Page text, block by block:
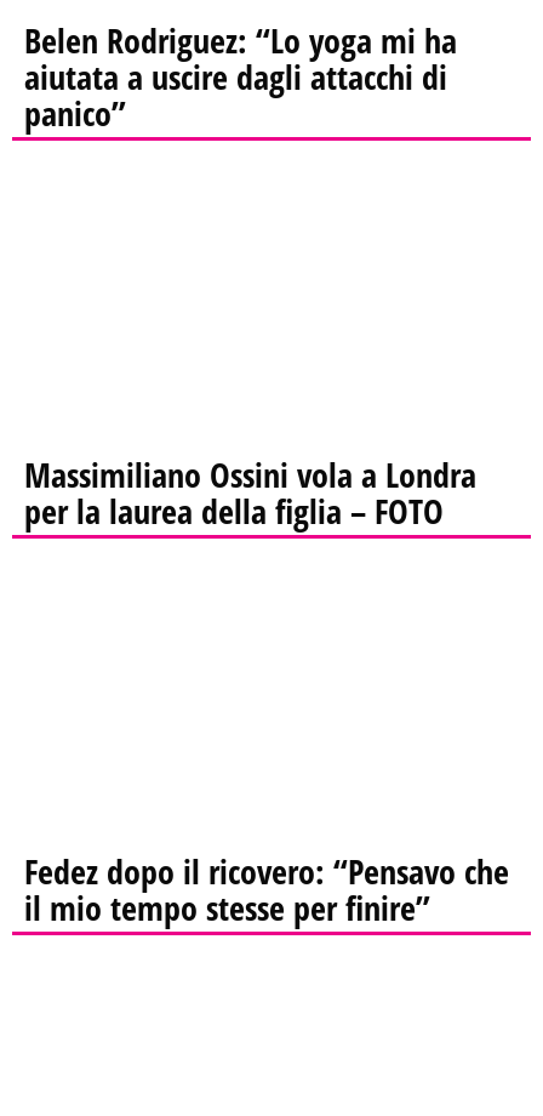
Belen Rodriguez: “Lo yoga mi ha
aiutata a uscire dagli attacchi di
panico”
Massimiliano Ossini vola a Londra
per la laurea della figlia – FOTO
Fedez dopo il ricovero: “Pensavo che
il mio tempo stesse per finire”